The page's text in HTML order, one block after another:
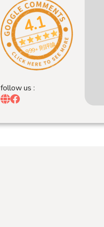
4.1
999+ 則評論
follow us :